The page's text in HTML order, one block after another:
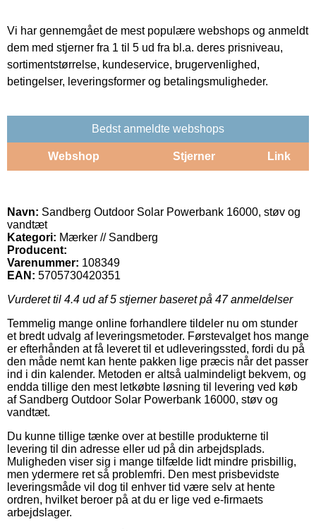
Vi har gennemgået de mest populære webshops og anmeldt
dem med stjerner fra 1 til 5 ud fra bl.a. deres prisniveau,
sortimentstørrelse, kundeservice, brugervenlighed,
betingelser, leveringsformer og betalingsmuligheder.
Bedst anmeldte webshops
Webshop Stjerner Link
Navn: Sandberg Outdoor Solar Powerbank 16000, støv og
vandtæt
Kategori: Mærker // Sandberg
Producent:
Varenummer: 108349
EAN: 5705730420351
Vurderet til 4.4 ud af 5 stjerner baseret på 47anmeldelser
Temmelig mange online forhandlere tildeler nu om stunder
et bredt udvalg af leveringsmetoder. Førstevalget hos mange
er efterhånden at få leveret til et udleveringssted, fordi du på
den måde nemt kan hente pakken lige præcis når det passer
ind i din kalender. Metoden er altså ualmindeligt bekvem, og
endda tillige den mest letkøbte løsning til levering ved køb
af Sandberg Outdoor Solar Powerbank 16000, støv og
vandtæt.
Du kunne tillige tænke over at bestille produkterne til
levering til din adresse eller ud på din arbejdsplads.
Muligheden viser sig i mange tilfælde lidt mindre prisbillig,
men ydermere ret så problemfri. Den mest prisbevidste
leveringsmåde vil dog til enhver tid være selv at hente
ordren, hvilket beroer på at du er lige ved e-firmaets
arbejdslager.